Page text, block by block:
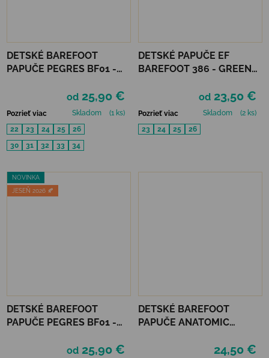
DETSKÉ BAREFOOT
PAPUČE PEGRES BF01 -
od 25,90 €
Pozrieť viac Skladom
(1 ks)
22
23 24 25
26
30
31 32 33 34
DETSKÉ PAPUČE EF
BAREFOOT 386 - GREEN
od 23,50 €
Pozrieť viac Skladom
(2 ks)
23
24 25 26
NOVINKA
JESEŇ 2026 🍂
DETSKÉ BAREFOOT
PAPUČE PEGRES BF01 -
od 25,90 €
DETSKÉ BAREFOOT
PAPUČE ANATOMIC
24,50 €